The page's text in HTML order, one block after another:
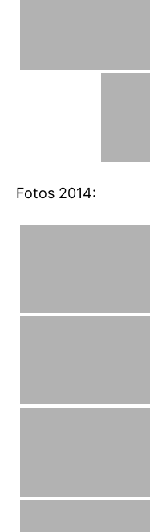
Fotos 2014: